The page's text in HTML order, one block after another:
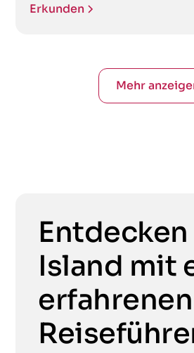
Erkunden
Mehr
Entdecken
Island mit
erfahrenen